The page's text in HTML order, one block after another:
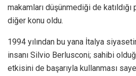
makamları düşünmediği de katıldığı
diğer konu oldu.
1994 yılından bu yana İtalya
insanı Silvio Berlusconi; sahibi
etkisini de başarıyla kullanması